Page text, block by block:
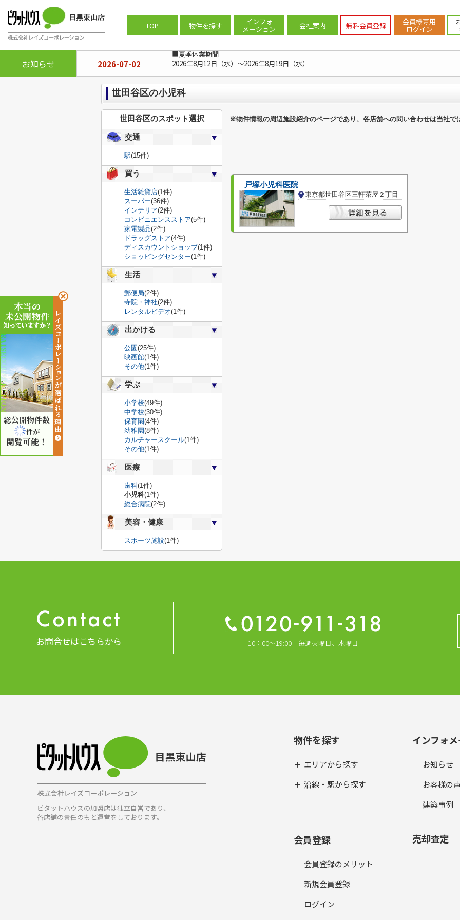
TOP 物件を探す インフォ
メーション 会社案内 無料会員登録 会員様専用
ログイン
お知らせ 2026-07-02
■夏季休業期間
2026年8月12日（水）～2026年8月19日（水）
総公開物件数
件が
閲覧可能！
世田谷区の小児科
※物件情報の周辺施設紹介のページであり、各店舗への問い合わせは当社で
戸塚小児科医院
東京都世田谷区三軒茶屋２丁目
世田谷区のスポット選択
交通
駅(15件)
買う
生活雑貨店(1件)
スーパー(36件)
インテリア(2件)
コンビニエンスストア(5件)
家電製品(2件)
ドラッグストア(4件)
ディスカウントショップ(1件)
ショッピングセンター(1件)
生活
郵便局(2件)
寺院・神社(2件)
レンタルビデオ(1件)
出かける
公園(25件)
映画館(1件)
その他(1件)
学ぶ
小学校(49件)
中学校(30件)
保育園(4件)
幼稚園(8件)
カルチャースクール(1件)
その他(1件)
医療
歯科(1件)
小児科(1件)
総合病院(2件)
美容・健康
スポーツ施設(1件)
お問合せはこちらから 10：00～19:00 毎週火曜日、水曜日
ピタットハウスの加盟店は独立自営であり、
各店舗の責任のもと運営をしております。
物件を探す
エリアから探す
沿線・駅から探す
会員登録
会員登録のメリット
新規会員登録
ログイン
インフォ
お知らせ
お客様の
建築事例
売却査定